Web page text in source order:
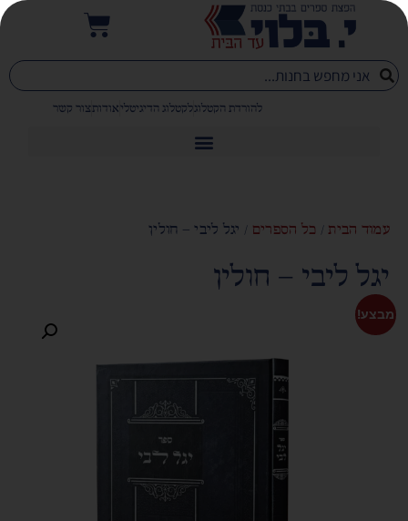
להורדת הקטלוגלקטלוג הדיגיטליאודותצור קשר
עמוד הבית/ כל הספרים / יגל ליבי – חולין
יגל ליבי – חולין
מבצע!